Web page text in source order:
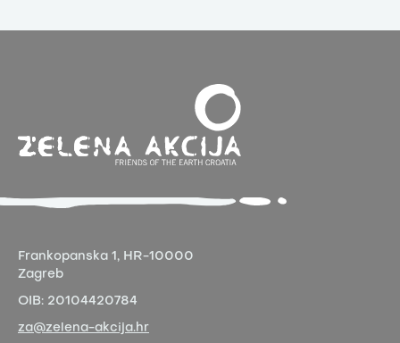
Frankopanska 1, HR-10000
Zagreb
OIB: 20104420784
za@zelena-akcija.hr